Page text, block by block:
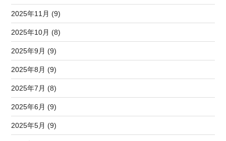
2025年11月 (9)
2025年10月 (8)
2025年9月 (9)
2025年8月 (9)
2025年7月 (8)
2025年6月 (9)
2025年5月 (9)